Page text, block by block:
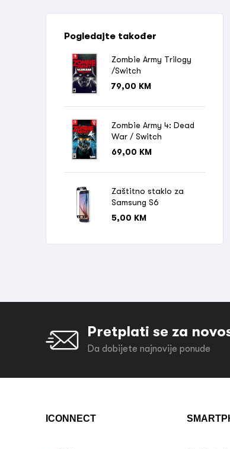
Pogledajte također
Zombie Army Trilogy
/Switch
79,00 KM
Zombie Army 4: Dead
War / Switch
69,00 KM
Zaštitno staklo za
Samsung S6
5,00 KM
Pretplati se za
Da dobijete najnovije ponude
ICONNECT